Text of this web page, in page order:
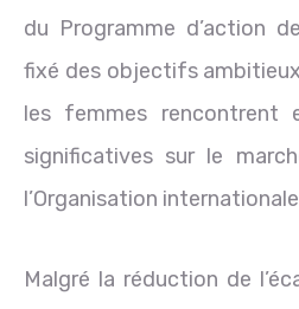
du Programme d’action
fixé des objectifs
les femmes rencontrent
significatives sur le
l’Organisation
Malgré la réduction de